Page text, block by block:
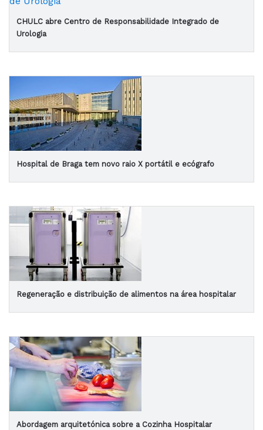
CHULC abre Centro de Responsabilidade Integrado de
Urologia
Hospital de Braga tem novo raio X portátil e ecógrafo
Regeneração e distribuição de alimentos na área hospitalar
Abordagem arquitetónica sobre a Cozinha Hospitalar